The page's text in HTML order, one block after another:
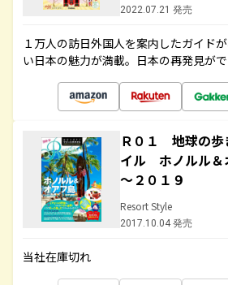
2022.07.21 発売
１万人の訪日外国人を案内したガイド
い日本の魅力が満載。日本の再発見がで
Ｒ０１ 地球の
イル ホノルル
～２０１９
Resort Style
2017.10.04 発売
当社在庫切れ